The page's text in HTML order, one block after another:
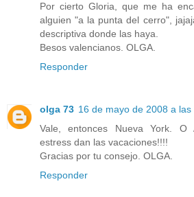
Por cierto Gloria, que me ha
alguien "a la punta del cerro",
descriptiva donde las haya.
Besos valencianos. OLGA.
Responder
olga 73 16 de mayo de 2008 a las
Vale, entonces Nueva York. O
estress dan las vacaciones!!!!
Gracias por tu consejo. OLGA.
Responder